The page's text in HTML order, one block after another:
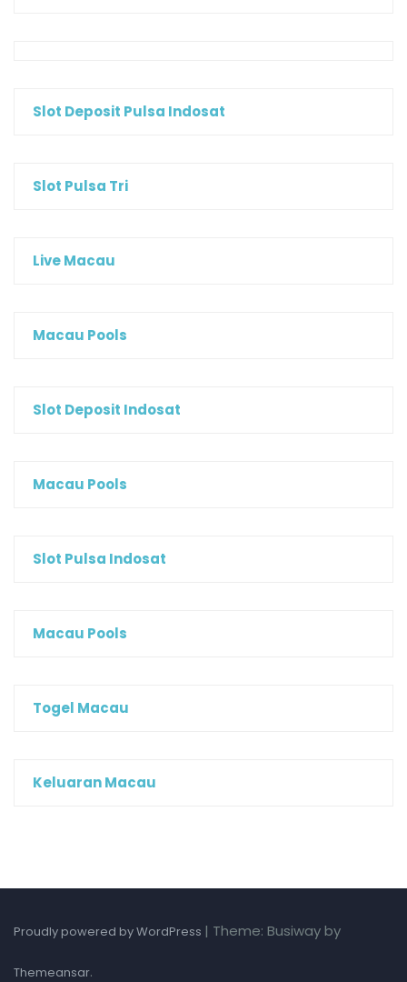
Slot Deposit Pulsa Indosat
Slot Pulsa Tri
Live Macau
Macau Pools
Slot Deposit Indosat
Macau Pools
Slot Pulsa Indosat
Macau Pools
Togel Macau
Keluaran Macau
Proudly powered by WordPress | Theme: Busiway by
Themeansar.